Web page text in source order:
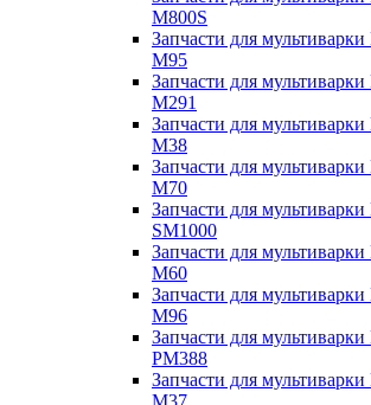
M800S
Запчасти для
M95
Запчасти для
M291
Запчасти для
M38
Запчасти для
M70
Запчасти для
SM1000
Запчасти для
M60
Запчасти для
M96
Запчасти для
PM388
Запчасти для
M37